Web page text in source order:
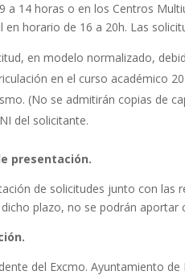
a 14 horas o en los Centros
en horario de 16 a 20h. Las
en modelo normalizado,
en el curso académico
(No se admitirán copias de
del solicitante.
presentación.
de solicitudes junto con las
plazo, no se podrán
del Excmo. Ayuntamiento